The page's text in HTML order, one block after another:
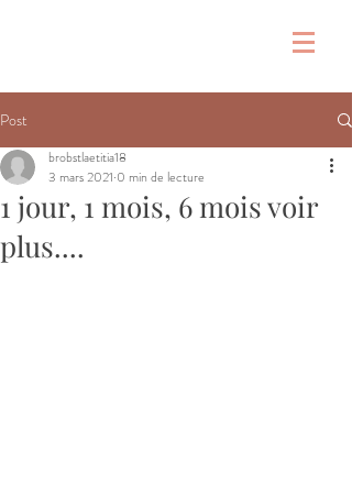
Post
1 jour, 1 mois, 6 mois voir
plus....
brobstlaetitia18
3 mars 2021 0 min de lecture